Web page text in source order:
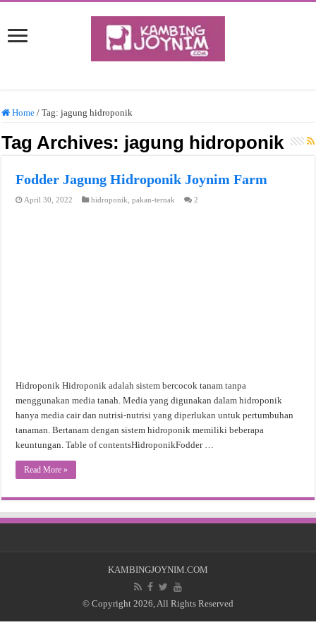
Home / Tag:jagung hidroponik
Tag Archives: jagung hidroponik
Fodder Jagung Hidroponik Joynim Farm
April 30, 2022 hidroponik ,pakan-ternak 2
Hidroponik Hidroponik adalah sistem bercocok tanam tanpa
menggunakan media tanah. Media yang digunakan dalam hidroponik
hanya media cair dan nutrisi-nutrisi yang diperlukan untuk pertumbuhan
tanaman. Bertanam dengan sistem hidroponik memiliki beberapa
keuntungan. Table of contentsHidroponikFodder …
Read More »
KAMBINGJOYNIM.COM
© Copyright 2026, All Rights Reserved